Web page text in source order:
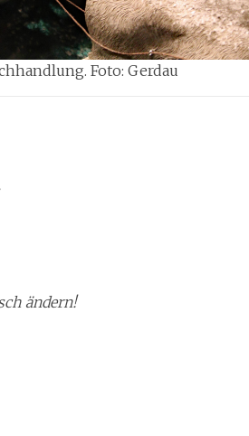
Foto: Gerdau
ändern!